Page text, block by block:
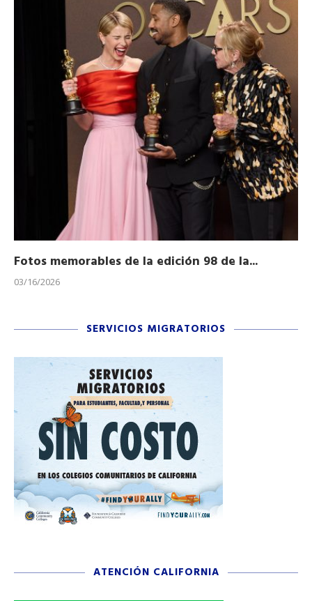
Fotos memorables de la edición 98 de la...
03/16/2026
SERVICIOS MIGRATORIOS
ATENCIÓN CALIFORNIA